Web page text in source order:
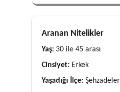
Aranan Nitelikler
Yaş: 30 ile 45 arası
Cinsiyet: Erkek
Yaşadığı İlçe: